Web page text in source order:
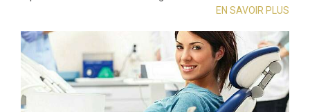
EN SAVOIR PLUS